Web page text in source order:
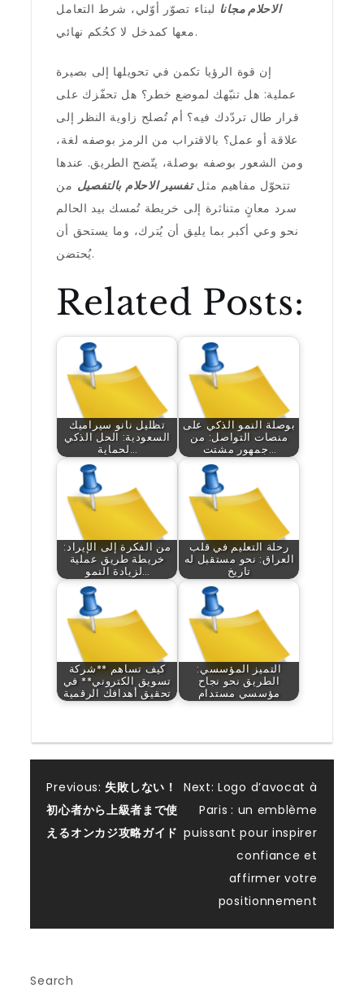
الاحلام مجانا لبناء تصوّر أوّلي، شرط التعامل
معها كمدخل لا كحُكم نهائي.
إن قوة الرؤيا تكمن في تحويلها إلى بصيرة
عملية: هل تنبّهك لموضع خطر؟ هل تحفّزك على
قرار طال تردّدك فيه؟ أم تُصلح زاوية النظر إلى
علاقة أو عمل؟ بالاقتراب من الرمز بوصفه لغة،
ومن الشعور بوصفه بوصلة، يتّضح الطريق. عندها
تتحوّل مفاهيم مثلتفسير الاحلام بالتفصيل من
سرد معانٍ متناثرة إلى خريطة تُمسك بيد الحالم
نحو وعي أكبر بما يليق أن يُترك، وما يستحق أن
يُحتضن.
Related Posts:
تظليل نانو سيراميك
السعودية: الحل الذكي
لحماية…
بوصلة النمو الذكي على
منصات التواصل: من
جمهور مشتت…
من الفكرة إلى الإيراد:
خريطة طريق عملية
لزيادة النمو…
رحلة التعليم في قلب
العراق: نحو مستقبل له
تاريخ
كيف تساهم **شركة
تسويق الكتروني** في
تحقيق أهدافك الرقمية
التميز المؤسسي:
الطريق نحو نجاح
مؤسسي مستدام
Post
navigation
Previous: 失敗しない！
初心者から上級者まで使
えるオンカジ攻略ガイド
Next: Logo d’avocat à
Paris : un emblème
puissant pour inspirer
confiance et
affirmer votre
positionnement
Search